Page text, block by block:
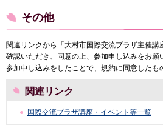
その他
関連リンクから「大村市国際交流プラザ主催講
確認いただき、同意の上、参加申し込みをお願
参加申し込みをしたことで、規約に同意したも
関連リンク
国際交流プラザ講座・イベント等一覧